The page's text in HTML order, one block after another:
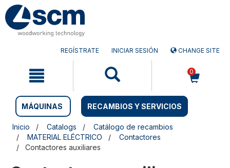
Saltar
contenido
Saltar
menú
REGÍSTRATE INICIAR SESIÓN CHANGE SITE
0
MÁQUINAS RECAMBIOS Y SERVICIOS
Inicio Catalogs
Catálogo de recambios
MATERIAL ELÉCTRICO
Contactores
Contactores auxiliares